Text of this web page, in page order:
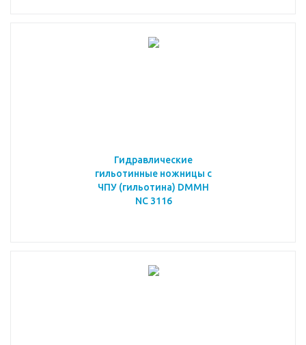
Гидравлические
гильотинные ножницы с
ЧПУ (гильотина) DMMH
NC 3116